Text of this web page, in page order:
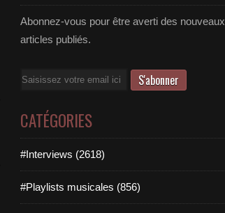
Abonnez-vous pour être averti des nouveaux
articles publiés.
Email
CATÉGORIES
#Interviews (2618)
#Playlists musicales (856)